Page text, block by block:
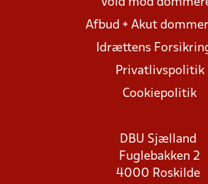
Vold mod
Afbud + Akut
Idrættens
Privatlivspolitik
Cookiepolitik
DBU Sjælland
Fuglebakken 2
4000 Roskilde